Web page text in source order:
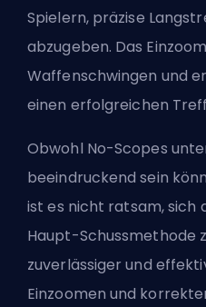
Spielern, präzise
abzugeben. Das
Waffenschwingen und
einen erfolgreichen
Obwohl No-Scopes
beeindruckend sein
ist es nicht ratsam, sich
Haupt-Schussmethode
zuverlässiger und
Einzoomen und